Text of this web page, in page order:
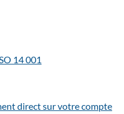
14 001
direct sur votre compte